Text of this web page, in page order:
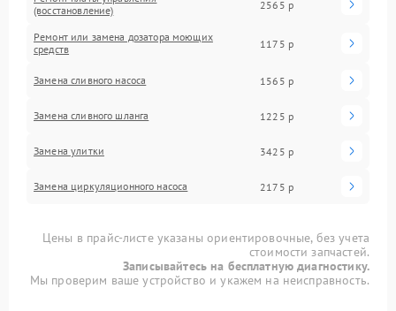
(восстановление)
2565 р
Ремонт или замена дозатора моющих
средств
1175 р
Замена сливного насоса 1565 р
Замена сливного шланга 1225 р
Замена улитки 3425 р
Замена циркуляционного насоса 2175 р
Цены в прайс-листе указаны ориентировочные, без учета
стоимости запчастей.
Записывайтесь на бесплатную диагностику.
Мы проверим ваше устройство и укажем на неисправность.